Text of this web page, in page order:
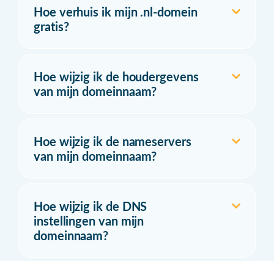
Hoe verhuis ik mijn .nl-domein
gratis?
Hoe wijzig ik de houdergevens
van mijn domeinnaam?
Hoe wijzig ik de nameservers
van mijn domeinnaam?
Hoe wijzig ik de DNS
instellingen van mijn
domeinnaam?